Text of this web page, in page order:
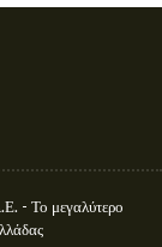
Το μεγαλύτερο